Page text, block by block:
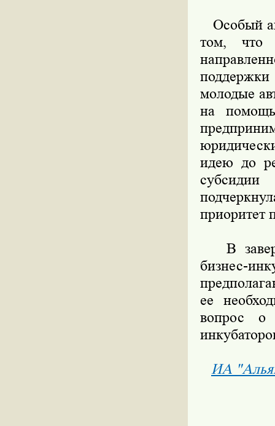
Особый
том, что
молодые
на
идею до
В
бизнес-
ее
вопрос о
ИА